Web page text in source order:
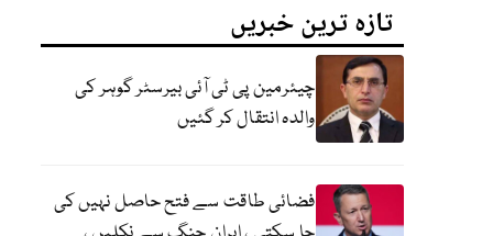
تازہ ترین خبریں
چیئرمین پی ٹی آئی بیرسٹر گوہر کی
والدہ انتقال کر گئیں
فضائی طاقت سے فتح حاصل نہیں کی